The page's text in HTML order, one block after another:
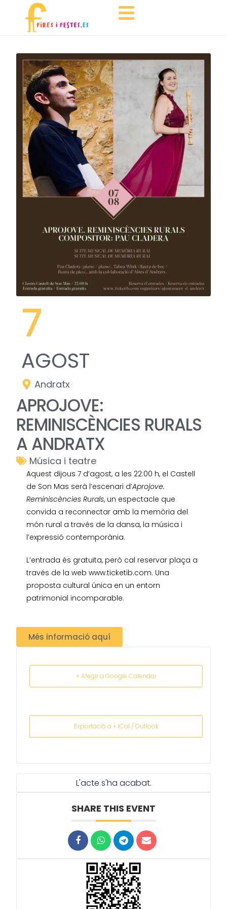
L'acte s'ha acabat.
SHARE THIS EVENT
7
AGOST
Andratx
APROJOVE:
REMINISCÈNCIES RURALS
A ANDRATX
Música i teatre
Aquest dijous 7 d’agost, a les 22:00 h, el Castell
de Son Mas serà l’escenari d’Aprojove.
Reminiscències Rurals, un espectacle que
convida a reconnectar amb la memòria del
món rural a través de la dansa, la música i
l’expressió contemporània.
L’entrada és gratuïta, però cal reservar plaça a
través de la web www.ticketib.com. Una
proposta cultural única en un entorn
patrimonial incomparable.
Més informació aquí
+ Afegir a Google Calendar
Exportació a + iCal / Outlook